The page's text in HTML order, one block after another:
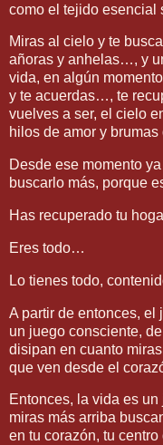
como el tejido esencial
Miras al cielo y te
añoras y anhelas…, y
vida, en algún
y te acuerdas…, te
vuelves a ser, el cielo
hilos de amor y
Desde ese momento
buscarlo más, porque
Has recuperado tu
Eres todo…
Lo tienes todo,
A partir de entonces, el
un juego consciente,
disipan en cuanto
que ven desde el
Entonces, la vida es
miras más arriba
en tu corazón, tu